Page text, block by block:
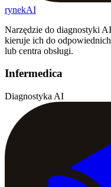
rynekAI
Narzędzie do diagnostyki
kieruje ich do
lub centra obsługi.
Infermedica
Diagnostyka AI